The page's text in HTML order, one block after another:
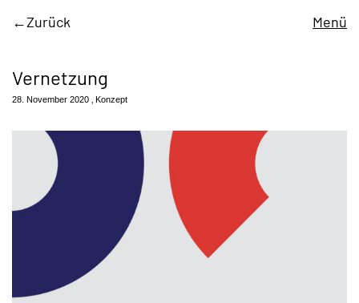
Zurück Menü
Vernetzung
28. November 2020 Konzept